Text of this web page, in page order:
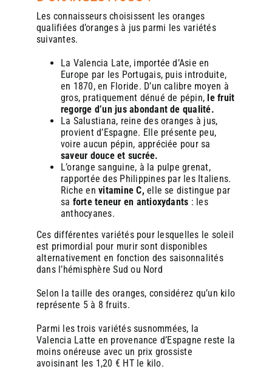
envoie un signal fort à ses clients : elle mise sur la qualité,
l’innovation et le service. Cela renforce la notoriété de
l’enseigne et peut générer du bouche-à-oreille positif, ainsi
8. Un investissement rentable à moyen terme
Si l’achat d’une machine Zumex représente un coût initial,
il est rapidement amorti grâce à la marge réalisée sur
chaque verre de jus vendu. De plus, la durabilité et la
robustesse de ces machines en font un investissement
pérenne, avec un retour sur investissement souvent observé
en moins de deux ans.
En pratique : comment intégrer le jus d’orange
frais en boulangerie ?
Choisir le bon modèle: Zumex propose plusieurs
gammes de machines, adaptées aux différents
Former le personnel: Une formation rapide permet
de maîtriser l’utilisation et l’entretien de la machine.
affiches, des menus, ou des offres groupées (ex : «
Café + jus d’orange + croissant »).
S’approvisionner en oranges de qualité
Privilégier des fournisseurs locaux ou bio pour
Les connaisseurs choisissent les oranges
qualifiées d’oranges à jus parmi les variétés
suivantes.
La Valencia Late, importée d’Asie en
Europe par les Portugais, puis introduite,
en 1870, en Floride. D’un calibre moyen à
gros, pratiquement dénué de pépin, le fruit
regorge d’un jus abondant de qualité.
La Salustiana, reine des oranges à jus,
provient d’Espagne. Elle présente peu,
voire aucun pépin, appréciée pour sa
saveur douce et sucrée.
L’orange sanguine, à la pulpe grenat,
rapportée des Philippines par les Italiens.
Riche en vitamine C, elle se distingue par
sa forte teneur en antioxydants : les
anthocyanes.
Ces différentes variétés pour lesquelles le soleil
est primordial pour murir sont disponibles
alternativement en fonction des saisonnalités
dans l’hémisphère Sud ou Nord
Selon la taille des oranges, considérez qu’un kilo
représente 5 à 8 fruits.
Parmi les trois variétés susnommées, la
Valencia Latte en provenance d’Espagne reste la
moins onéreuse avec un prix grossiste
avoisinant les 1,20 € HT le kilo.
envoie un signal fort à ses clients : elle mise sur la qualité,
l’innovation et le service. Cela renforce la notoriété de
l’enseigne et peut générer du bouche-à-oreille positif, ainsi
8. Un investissement rentable à moyen terme
Si l’achat d’une machine Zumex représente un coût initial,
il est rapidement amorti grâce à la marge réalisée sur
chaque verre de jus vendu. De plus, la durabilité et la
robustesse de ces machines en font un investissement
pérenne, avec un retour sur investissement souvent observé
en moins de deux ans.
En pratique : comment intégrer le jus d’orange
frais en boulangerie ?
Choisir le bon modèle: Zumex propose plusieurs
gammes de machines, adaptées aux différents
Former le personnel: Une formation rapide permet
de maîtriser l’utilisation et l’entretien de la machine.
affiches, des menus, ou des offres groupées (ex : «
Café + jus d’orange + croissant »).
S’approvisionner en oranges de qualité
Privilégier des fournisseurs locaux ou bio pour